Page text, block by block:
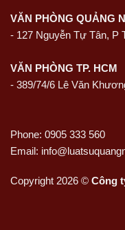
VĂN PHÒNG QUẢNG
- 127 Nguyễn Tự Tân, P
VĂN PHÒNG TP. HCM
- 389/74/6 Lê Văn
Phone: 0905 333 560
Email:
Copyright 2026 © Công